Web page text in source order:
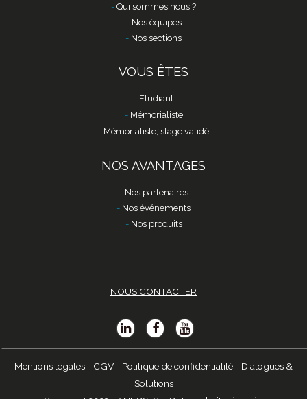
Qui sommes nous ?
Nos équipes
Nos sections
VOUS ÊTES
Etudiant
Mémorialiste
Mémorialiste, stage validé
NOS AVANTAGES
Nos partenaires
Nos événements
Nos produits
NOUS CONTACTER
Mentions légales - CGV - Politique de confidentialité - Dialogues &
Solutions